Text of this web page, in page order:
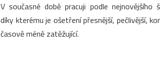
V současné době pracuji podle nejnovějšího
díky kterému je ošetření přesnější, pečlivější,
časově méně zatěžující.